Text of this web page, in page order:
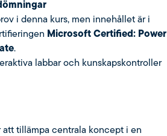
i denna kurs, men innehållet är i
Microsoft Certified: Power
.
labbar och kunskapskontroller
att tillämpa centrala koncept i en